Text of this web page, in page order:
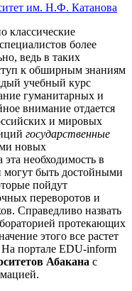
им. Н.Ф. Катанова
классические
более
ведь в таких
к обширным знаниям
учебный курс
гуманитарных и
внимание отдается
и мировых
государственные
новых
необходимость в
быть достойными
пойдут
переворотов и
Справедливо назвать
протекающих
этого все растет
портале EDU-inform
Абакана с